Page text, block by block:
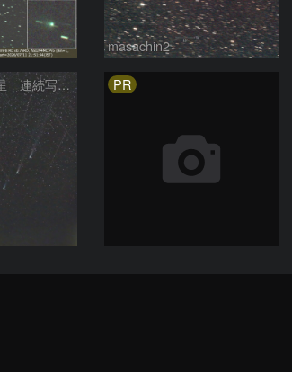
masachin2
パンスターズ彗星 連続写真 再処理 PR